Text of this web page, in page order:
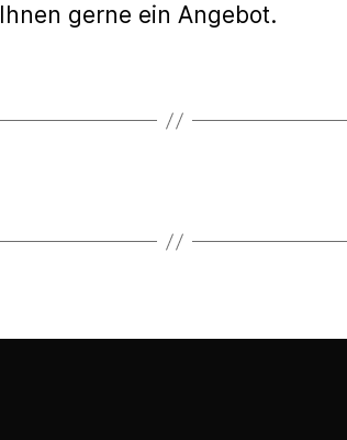
gerne ein Angebot.